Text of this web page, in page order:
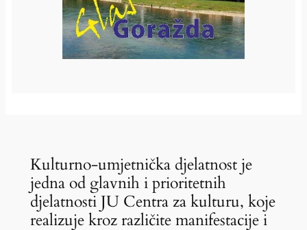
Kulturno-umjetnička djelatnost je
jedna od glavnih i prioritetnih
djelatnosti JU Centra za kulturu, koje
realizuje kroz različite manifestacije i